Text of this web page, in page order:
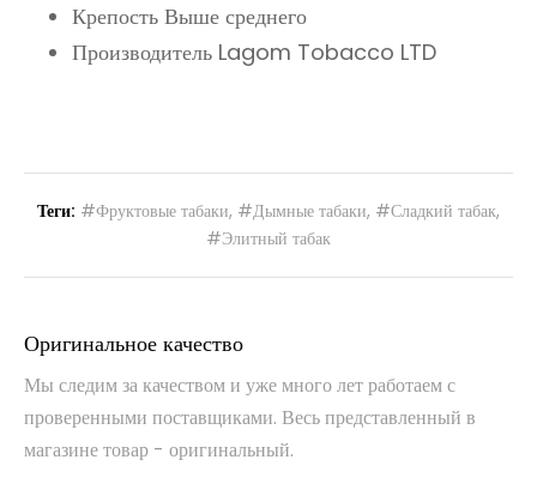
Крепость Выше среднего
Производитель Lagom Tobacco LTD
Теги: #Фруктовые табаки, #Дымные табаки, #Сладкий табак,
#Элитный табак
Оригинальное качество
Мы следим за качеством и уже много лет работаем с
проверенными поставщиками. Весь представленный в
магазине товар - оригинальный.